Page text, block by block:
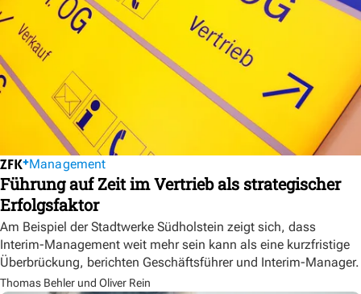
Management
Führung auf Zeit im Vertrieb als strategischer
Erfolgsfaktor
Am Beispiel der Stadtwerke Südholstein zeigt sich, dass
Interim-Management weit mehr sein kann als eine kurzfristige
Überbrückung, berichten Geschäftsführer und Interim-Manager.
Thomas Behler und Oliver Rein